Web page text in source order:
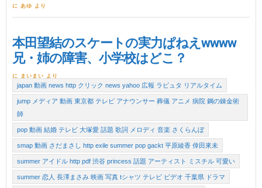
に あゆ より
本田望結のスケートの実力ぱねえwwww
兄・姉の障害、小学校はどこ？
に まいまい より
japan 動画 news http クリック news yahoo 広報 ラピュタ リアルタイム
jump メディア 動画 東京都 テレビ アナウンサー 葬儀 アニメ 病院 鋼の錬金術
師
pop 動画 結婚 テレビ 大塚愛 話題 歌詞 メロディ 音楽 さくらんぼ
smap 動画 さだまさし http exile summer pop gackt 平原綾香 倖田來未
summer アイドル http pdf 渋谷 princess 話題 アーティスト ミスチル 可愛い
summer 恋人 長澤まさみ 映画 写真 tシャツ テレビ ビデオ 千葉県 ドラマ